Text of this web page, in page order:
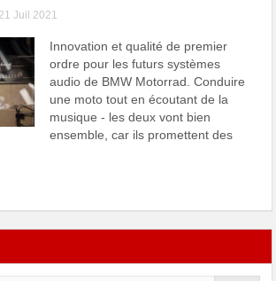
Juil 2021
Innovation et qualité de premier
ordre pour les futurs systèmes
audio de BMW Motorrad. Conduire
une moto tout en écoutant de la
musique - les deux vont bien
ensemble, car ils promettent des